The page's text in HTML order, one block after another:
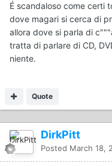
É scandaloso come certi
dove magari si cerca di
allora dove si parla di
tratta di parlare di CD,
niente.
Quote
DirkPitt
Posted March 18,